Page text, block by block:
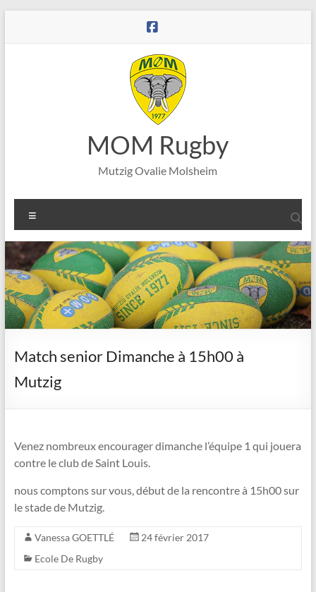
MOM Rugby
Mutzig Ovalie Molsheim
Match senior Dimanche à 15h00 à
Mutzig
Venez nombreux encourager dimanche l’équipe 1 qui jouera
contre le club de Saint Louis.
nous comptons sur vous, début de la rencontre à 15h00 sur
le stade de Mutzig.
Vanessa GOETTLÉ
24 février 2017
Ecole De Rugby